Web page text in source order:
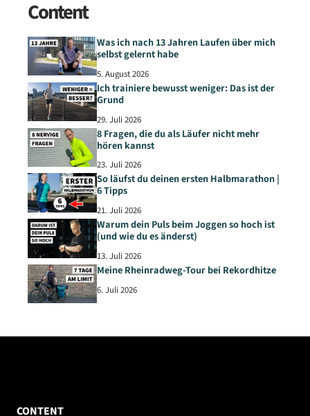
Content
Was ich nach 13 Jahren Laufen über mich
selbst gelernt habe
5. August 2026
Ich trainiere bewusst weniger: Das ist der
Grund
29. Juli 2026
8 Fragen, die du als Läufer nicht mehr
hören kannst
23. Juli 2026
So läufst du deinen ersten Halbmarathon |
6 Tipps
21. Juli 2026
Warum dein Puls beim Joggen so hoch ist
(und wie du es änderst)
13. Juli 2026
Meine Rheinradweg-Tour bei Rekordhitze
6. Juli 2026
CONTENT